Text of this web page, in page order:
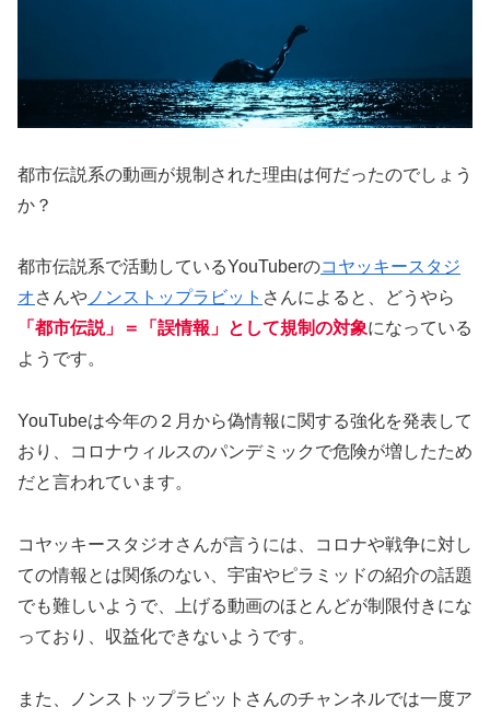
都市伝説系の動画が規制された理由は何だったのでしょう
か？
都市伝説系で活動しているYouTuberのコヤッキースタジ
オさんやノンストップラビット さんによると、どうやら
「都市伝説」＝「誤情報」として規制の対象になっている
ようです。
YouTubeは今年の２月から偽情報に関する強化を発表して
おり、コロナウィルスのパンデミックで危険が増したため
だと言われています。
コヤッキースタジオさんが言うには、コロナや戦争に対し
ての情報とは関係のない、宇宙やピラミッドの紹介の話題
でも難しいようで、上げる動画のほとんどが制限付きにな
っており、収益化できないようです。
また、ノンストップラビットさんのチャンネルでは一度ア